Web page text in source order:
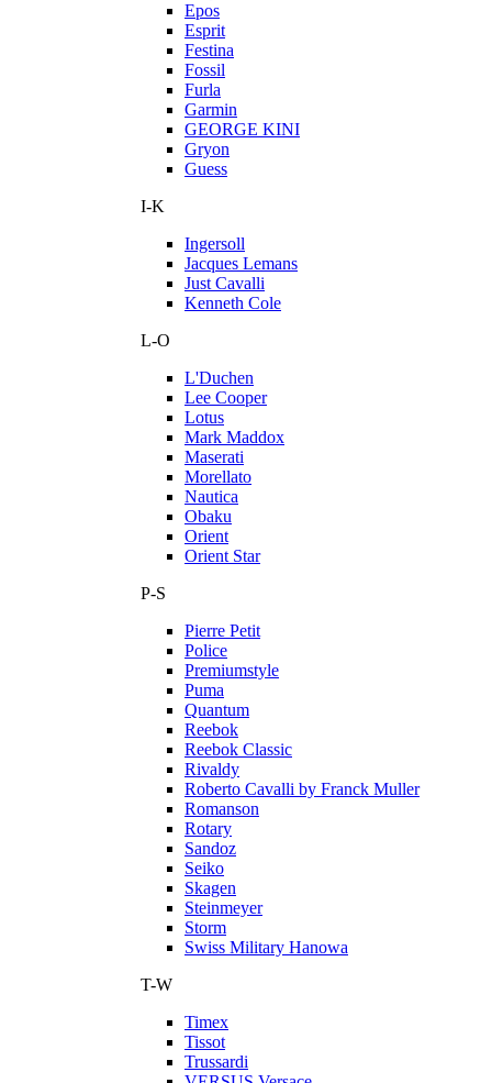
Epos
Esprit
Festina
Fossil
Furla
Garmin
GEORGE KINI
Gryon
Guess
I-K
Ingersoll
Jacques Lemans
Just Cavalli
Kenneth Cole
L-O
L'Duchen
Lee Cooper
Lotus
Mark Maddox
Maserati
Morellato
Nautica
Obaku
Orient
Orient Star
P-S
Pierre Petit
Police
Premiumstyle
Puma
Quantum
Reebok
Reebok Classic
Rivaldy
Roberto Cavalli by Franck Muller
Romanson
Rotary
Sandoz
Seiko
Skagen
Steinmeyer
Storm
Swiss Military Hanowa
T-W
Timex
Tissot
Trussardi